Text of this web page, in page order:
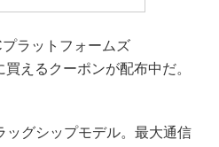
ラットフォームズ
えるクーポンが配布中だ。
グシップモデル。最大通信